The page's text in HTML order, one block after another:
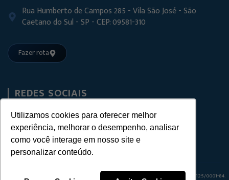
Utilizamos cookies para oferecer melhor
experiência, melhorar o desempenho, analisar
como você interage em nosso site e
personalizar conteúdo.
Rua Humberto de Campos 285 - Vila São José - São
Caetano do Sul - SP - CEP: 09581-310
Fazer rota
REDES SOCIAIS
© 2025 FVT – FERRAGENS E ACESSÓRIOS PARA VIDROS TEMPERADOS 22.509.125/0001-84.